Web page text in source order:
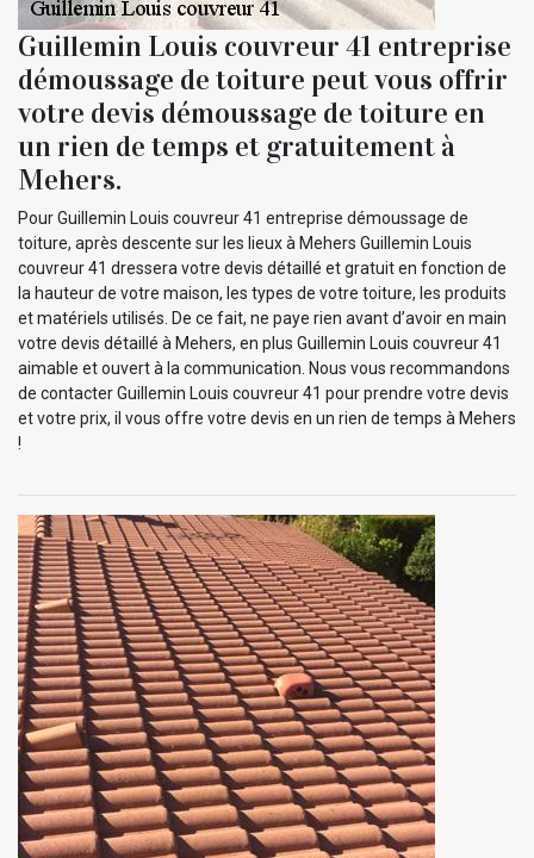
Guillemin Louis couvreur 41 entreprise
démoussage de toiture peut vous offrir
votre devis démoussage de toiture en
un rien de temps et gratuitement à
Mehers.
Pour Guillemin Louis couvreur 41 entreprise démoussage de
toiture, après descente sur les lieux à Mehers Guillemin Louis
couvreur 41 dressera votre devis détaillé et gratuit en fonction de
la hauteur de votre maison, les types de votre toiture, les produits
et matériels utilisés. De ce fait, ne paye rien avant d’avoir en main
votre devis détaillé à Mehers, en plus Guillemin Louis couvreur 41
aimable et ouvert à la communication. Nous vous recommandons
de contacter Guillemin Louis couvreur 41 pour prendre votre devis
et votre prix, il vous offre votre devis en un rien de temps à Mehers
!